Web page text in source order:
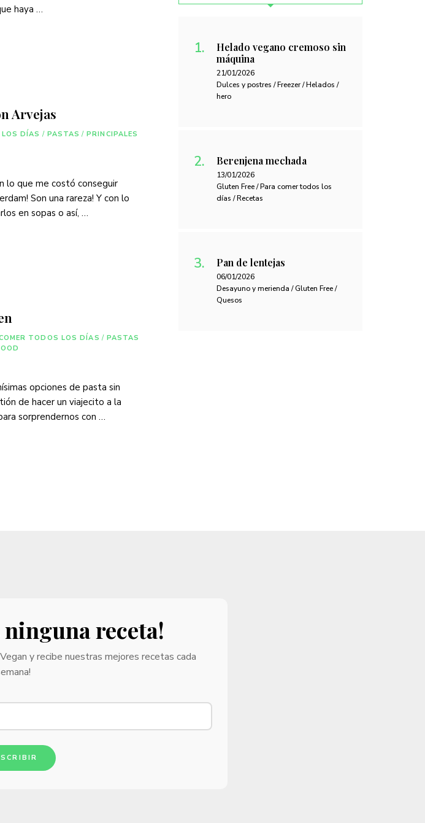
haya …
Arvejas
DÍAS / PASTAS / PRINCIPALES
lo que me costó conseguir
Son una rareza! Y con lo
en sopas o así, …
TODOS LOS DÍAS / PASTAS
opciones de pasta sin
de hacer un viajecito a la
sorprendernos con …
Helado vegano cremoso sin
máquina
21/01/2026
Dulces y postres / Freezer / Helados /
hero
Berenjena mechada
13/01/2026
Gluten Free / Para comer todos los
días / Recetas
Pan de lentejas
06/01/2026
Desayuno y merienda / Gluten Free /
Quesos
ninguna receta!
y recibe nuestras mejores recetas cada